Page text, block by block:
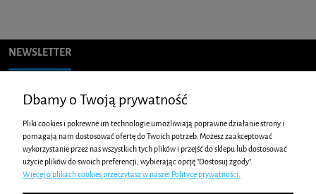
NEWSLETTER
nowościach i promocjach.
ZAKUPY
Dbamy o Twoją prywatność
Pliki cookies i pokrewne im technologie umożliwiają poprawne działanie strony i
pomagają nam dostosować ofertę do Twoich potrzeb. Możesz zaakceptować
wykorzystanie przez nas wszystkich tych plików i przejść do sklepu lub dostosować
użycie plików do swoich preferencji, wybierając opcję "Dostosuj zgody".
Więcej o plikach cookies przeczytasz w naszej Polityce prywatności.